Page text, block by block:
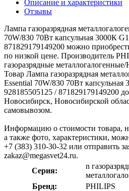
Описание и характеристики
Отзывы
Лампа газоразрядная
70W/830 70Вт капсульная 3000К
871829179149200 можно
по низкой цене. Производитель
газоразрядные
Товар Лампа газоразрядная
Essential 70W/830 70Вт
928185505125 / 871829179149200
Новосибирск, Новосибирской
самовывозом.
Информацию о стоимости товара,
а также фото, характеристики,
+7 (383) 310-30-32 или отправить
zakaz@megasvet24.ru.
Серия:
n
Бренд:
PHILIPS